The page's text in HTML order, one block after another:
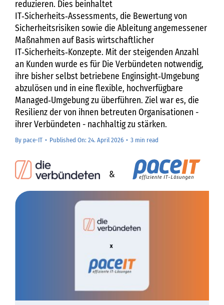
reduzieren. Dies beinhaltet
IT‑Sicherheits‑Assessments, die Bewertung von
Sicherheitsrisiken sowie die Ableitung angemessener
Maßnahmen auf Basis wirtschaftlicher
IT‑Sicherheits‑Konzepte. Mit der steigenden Anzahl
an Kunden wurde es für Die Verbündeten notwendig,
ihre bisher selbst betriebene Enginsight‑Umgebung
abzulösen und in eine flexible, hochverfügbare
Managed‑Umgebung zu überführen. Ziel war es, die
Resilienz der von ihnen betreuten Organisationen -
ihrer Verbündeten - nachhaltig zu stärken.
By pace-IT • Published On: 24. April 2026 • 3 min read
&